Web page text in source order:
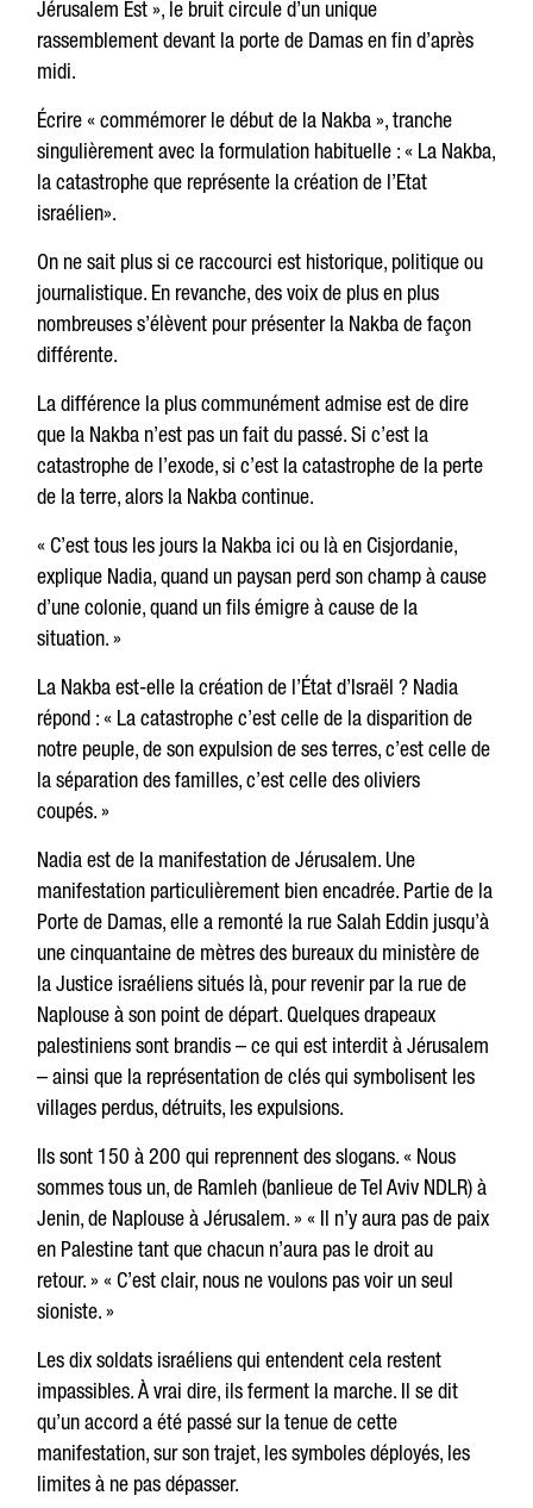
Jérusalem Est », le bruit circule d’un unique
rassemblement devant la porte de Damas en fin d’après
midi.
Écrire « commémorer le début de la Nakba », tranche
singulièrement avec la formulation habituelle : « La Nakba,
la catastrophe que représente la création de l’Etat
israélien».
On ne sait plus si ce raccourci est historique, politique ou
journalistique. En revanche, des voix de plus en plus
nombreuses s’élèvent pour présenter la Nakba de façon
différente.
La différence la plus communément admise est de dire
que la Nakba n’est pas un fait du passé. Si c’est la
catastrophe de l’exode, si c’est la catastrophe de la perte
de la terre, alors la Nakba continue.
« C’est tous les jours la Nakba ici ou là en Cisjordanie,
explique Nadia, quand un paysan perd son champ à cause
d’une colonie, quand un fils émigre à cause de la
situation. »
La Nakba est-elle la création de l’État d’Israël ? Nadia
répond : « La catastrophe c’est celle de la disparition de
notre peuple, de son expulsion de ses terres, c’est celle de
la séparation des familles, c’est celle des oliviers
coupés. »
Nadia est de la manifestation de Jérusalem. Une
manifestation particulièrement bien encadrée. Partie de la
Porte de Damas, elle a remonté la rue Salah Eddin jusqu’à
une cinquantaine de mètres des bureaux du ministère de
la Justice israéliens situés là, pour revenir par la rue de
Naplouse à son point de départ. Quelques drapeaux
palestiniens sont brandis – ce qui est interdit à Jérusalem
– ainsi que la représentation de clés qui symbolisent les
villages perdus, détruits, les expulsions.
Ils sont 150 à 200 qui reprennent des slogans. « Nous
sommes tous un, de Ramleh (banlieue de Tel Aviv NDLR) à
Jenin, de Naplouse à Jérusalem. » « Il n’y aura pas de paix
en Palestine tant que chacun n’aura pas le droit au
retour. » « C’est clair, nous ne voulons pas voir un seul
sioniste. »
Les dix soldats israéliens qui entendent cela restent
impassibles. À vrai dire, ils ferment la marche. Il se dit
qu’un accord a été passé sur la tenue de cette
manifestation, sur son trajet, les symboles déployés, les
limites à ne pas dépasser.